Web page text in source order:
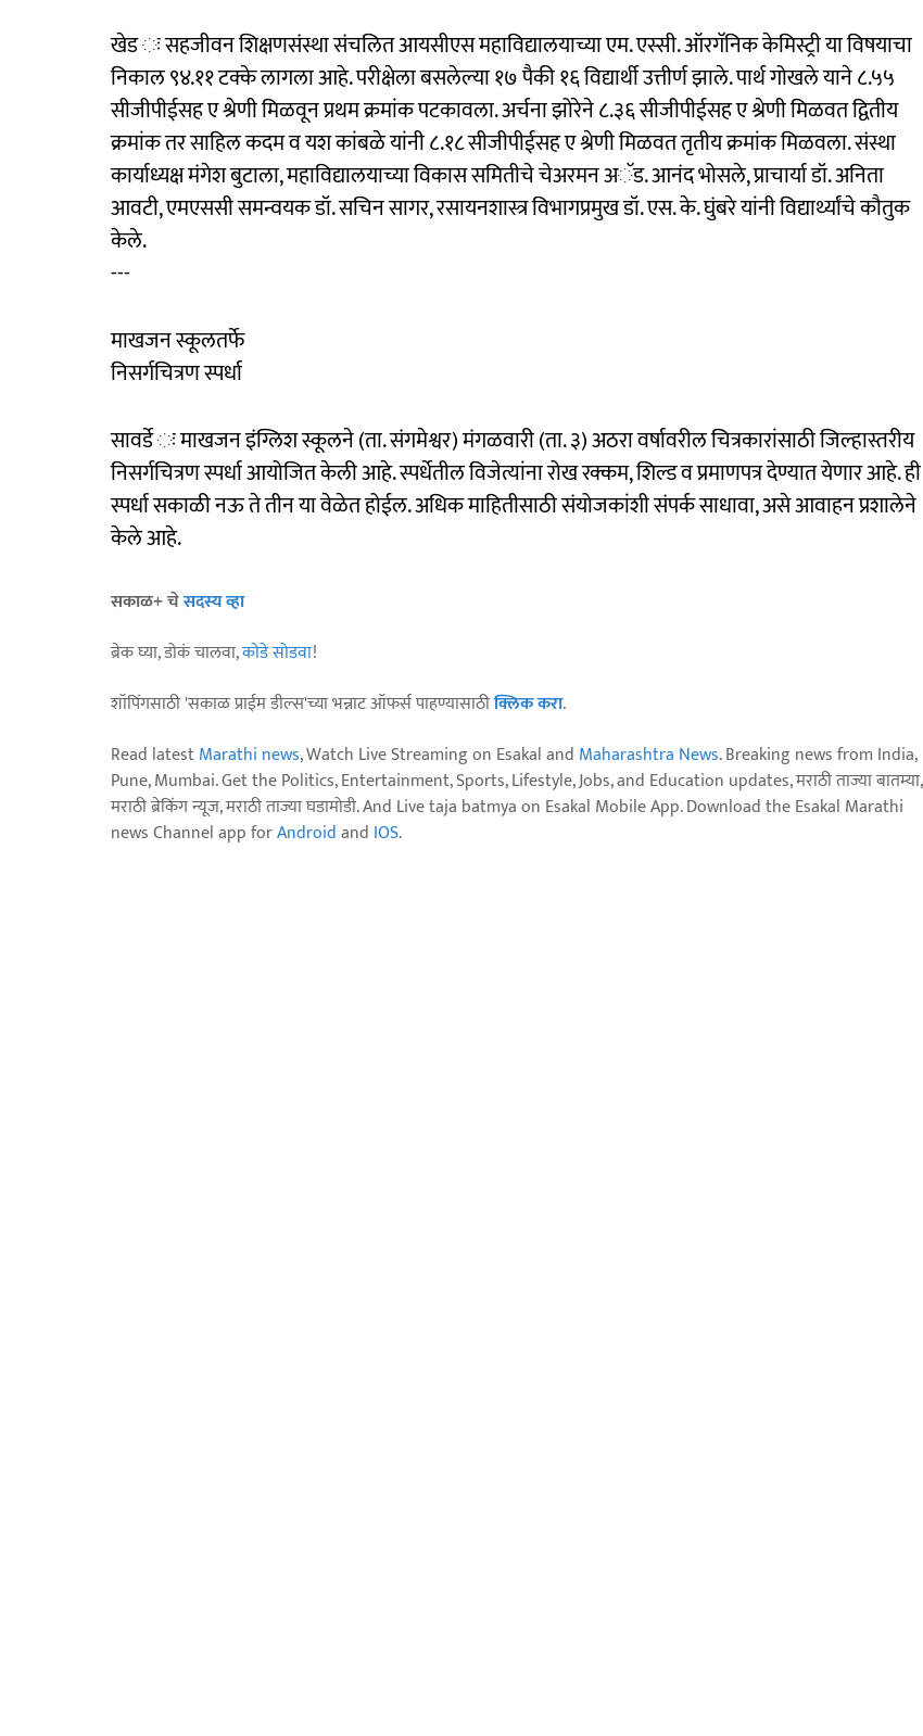
खेड ः सहजीवन शिक्षणसंस्था संचलित आयसीएस महाविद्यालयाच्या एम. एस्सी. ऑरगॅनिक केमिस्ट्री या विषयाचा
निकाल ९४.११ टक्के लागला आहे. परीक्षेला बसलेल्या १७ पैकी १६ विद्यार्थी उत्तीर्ण झाले. पार्थ गोखले याने ८.५५
सीजीपीईसह ए श्रेणी मिळवून प्रथम क्रमांक पटकावला. अर्चना झोरेने ८.३६ सीजीपीईसह ए श्रेणी मिळवत द्वितीय
क्रमांक तर साहिल कदम व यश कांबळे यांनी ८.१८ सीजीपीईसह ए श्रेणी मिळवत तृतीय क्रमांक मिळवला. संस्था
कार्याध्यक्ष मंगेश बुटाला, महाविद्यालयाच्या विकास समितीचे चेअरमन अॅड. आनंद भोसले, प्राचार्या डॉ. अनिता
आवटी, एमएससी समन्वयक डॉ. सचिन सागर, रसायनशास्त्र विभागप्रमुख डॉ. एस. के. घुंबरे यांनी विद्यार्थ्यांचे कौतुक
केले.
---
माखजन स्कूलतर्फे
निसर्गचित्रण स्पर्धा
सावर्डे ः माखजन इंग्लिश स्कूलने (ता. संगमेश्वर) मंगळवारी (ता. ३) अठरा वर्षावरील चित्रकारांसाठी जिल्हास्तरीय
निसर्गचित्रण स्पर्धा आयोजित केली आहे. स्पर्धेतील विजेत्यांना रोख रक्कम, शिल्ड व प्रमाणपत्र देण्यात येणार आहे. ही
स्पर्धा सकाळी नऊ ते तीन या वेळेत होईल. अधिक माहितीसाठी संयोजकांशी संपर्क साधावा, असे आवाहन प्रशालेने
केले आहे.
सकाळ+ चेसदस्य व्हा
ब्रेक घ्या, डोकं चालवा,कोडे सोडवा!
शॉपिंगसाठी 'सकाळ प्राईम डील्स'च्या भन्नाट ऑफर्स पाहण्यासाठीक्लिक करा.
Read latestMarathi news, Watch Live Streaming on Esakal and Maharashtra News. Breaking news from India,
Pune, Mumbai. Get the Politics, Entertainment, Sports, Lifestyle, Jobs, and Education updates, मराठी ताज्या बातम्या,
मराठी ब्रेकिंग न्यूज, मराठी ताज्या घडामोडी. And Live taja batmya on Esakal Mobile App. Download the Esakal Marathi
news Channel app forAndroidand IOS.